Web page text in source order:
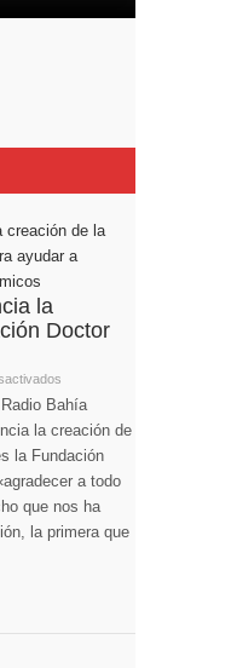
la
Doctor
Bahía
la creación de
la Fundación
a todo
que nos ha
la primera que